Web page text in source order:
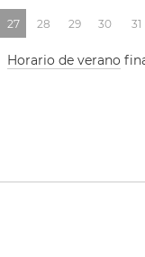
27 28 29 30 31
Horario de verano